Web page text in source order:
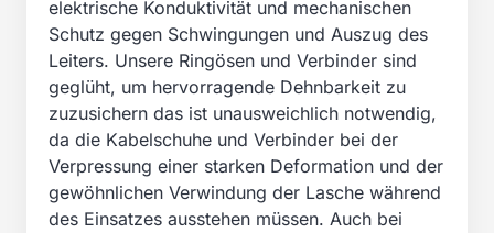
elektrische Konduktivität und mechanischen
Schutz gegen Schwingungen und Auszug des
Leiters. Unsere Ringösen und Verbinder sind
geglüht, um hervorragende Dehnbarkeit zu
zuzusichern das ist unausweichlich notwendig,
da die Kabelschuhe und Verbinder bei der
Verpressung einer starken Deformation und der
gewöhnlichen Verwindung der Lasche während
des Einsatzes ausstehen müssen. Auch bei